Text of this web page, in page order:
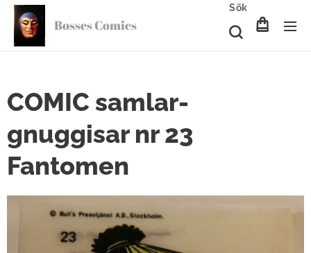
Bosses Comics
Sök
COMIC samlar-
gnuggisar nr 23
Fantomen